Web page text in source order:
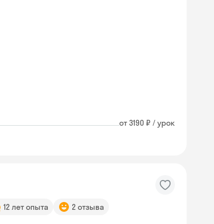
от 3190 ₽ / урок
12 лет опыта 2 отзыва